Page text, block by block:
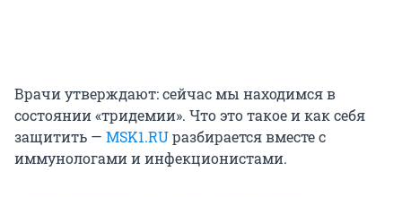
Врачи утверждают: сейчас мы находимся в
состоянии «тридемии». Что это такое и как себя
защитить — MSK1.RUразбирается вместе с
иммунологами и инфекционистами.